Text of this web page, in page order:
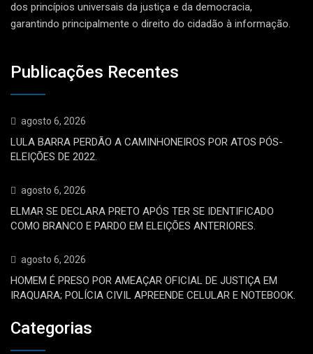
dos princípios universais da justiça e da democracia,
garantindo principalmente o direito do cidadão à informação.
Publicações Recentes
agosto 6, 2026
LULA BARRA PERDÃO A CAMINHONEIROS POR ATOS PÓS-
ELEIÇÕES DE 2022.
agosto 6, 2026
ELMAR SE DECLARA PRETO APÓS TER SE IDENTIFICADO
COMO BRANCO E PARDO EM ELEIÇÕES ANTERIORES.
agosto 6, 2026
HOMEM É PRESO POR AMEAÇAR OFICIAL DE JUSTIÇA EM
IRAQUARA; POLÍCIA CIVIL APREENDE CELULAR E NOTEBOOK.
Categorias